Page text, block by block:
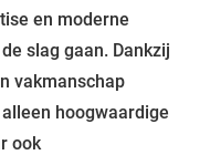
en moderne
slag gaan. Dankzij
vakmanschap
hoogwaardige
ook